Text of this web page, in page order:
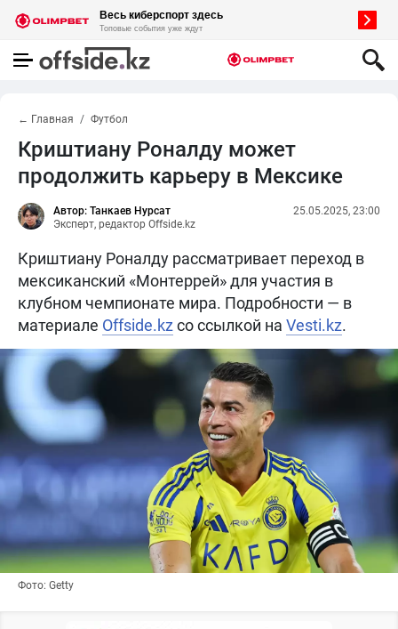
← Главная Футбол
Криштиану Роналду может
продолжить карьеру в Мексике
Автор: Танкаев Нурсат
Эксперт, редактор Offside.kz
25.05.2025, 23:00
Криштиану Роналду рассматривает переход в
мексиканский «Монтеррей» для участия в
клубном чемпионате мира. Подробности — в
материале Offside.kz со ссылкой на Vеsti.kz.
Фото: Getty